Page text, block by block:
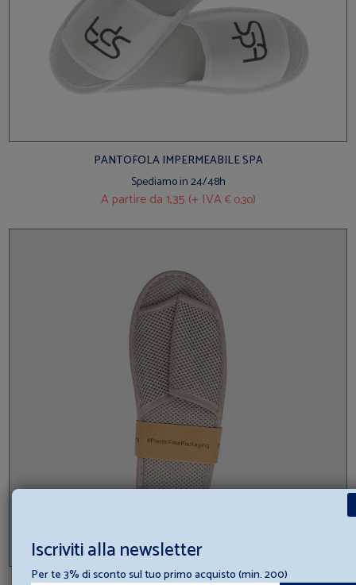
PANTOFOLA IMPERMEABILE SPA
Spediamo in 24/48h
A partire da1,35 (+ IVA€ 0,30)
Iscriviti alla newsletter
Per te 3% di sconto sul tuo primo acquisto (min. 200)